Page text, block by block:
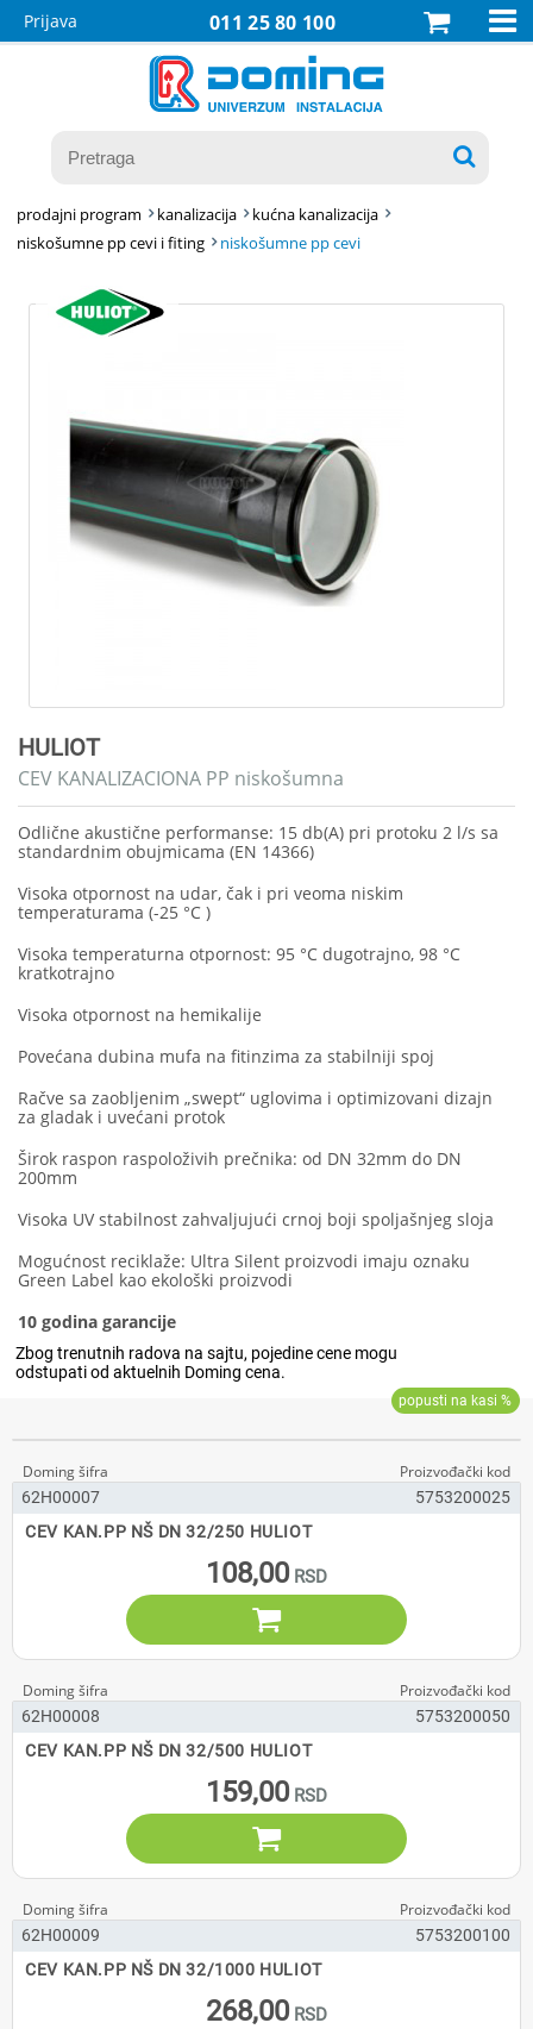
011 25 80 100
Prijava 

prodajni program kanalizacija
kućna kanalizacija
niskošumne pp cevi i fiting
niskošumne pp cevi
HULIOT
CEV KANALIZACIONA PP niskošumna
Odlične akustične performanse: 15 db(A) pri protoku 2 l/s sa
standardnim obujmicama (EN 14366)
Visoka otpornost na udar, čak i pri veoma niskim
temperaturama (-25 °C )
Visoka temperaturna otpornost: 95 °C dugotrajno, 98 °C
kratkotrajno
Visoka otpornost na hemikalije
Povećana dubina mufa na fitinzima za stabilniji spoj
Račve sa zaobljenim „swept“ uglovima i optimizovani dizajn
za gladak i uvećani protok
Širok raspon raspoloživih prečnika: od DN 32mm do DN
200mm
Visoka UV stabilnost zahvaljujući crnoj boji spoljašnjeg sloja
Mogućnost reciklaže: Ultra Silent proizvodi imaju oznaku
Green Label kao ekološki proizvodi
10 godina garancije
62H00007
5753200025
CEV KAN.PP NŠ DN 32/250 HULIOT
108,00

62H00008
5753200050
CEV KAN.PP NŠ DN 32/500 HULIOT
159,00

62H00009
5753200100
CEV KAN.PP NŠ DN 32/1000 HULIOT
268,00